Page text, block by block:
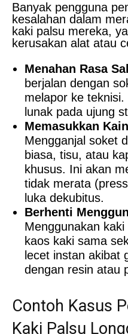
Banyak pengguna
kesalahan dalam
kaki palsu mereka,
kerusakan alat atau
Menahan Rasa
berjalan dengan
melapor ke
lunak pada ujung
Memasukkan
Mengganjal soket
biasa, tisu, atau
khusus. Ini akan
tidak merata
luka dekubitus.
Berhenti
Menggunakan
kaos kaki sama
lecet instan akibat
dengan resin atau
Contoh Kasus
Kaki Palsu